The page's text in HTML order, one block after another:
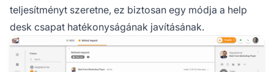
teljesítményt szeretne, ez biztosan egy módja a help
desk csapat hatékonyságának javításának.